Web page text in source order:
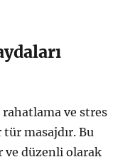
ve stres
tür masajdır. Bu
ve düzenli olarak